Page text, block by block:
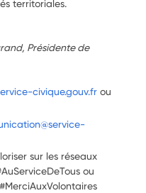
territoriales.
de
civique.gouv.fr ou
sur les réseaux
ou